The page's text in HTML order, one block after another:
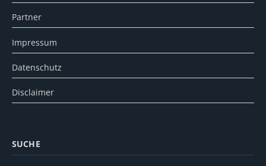
Partner
Impressum
Datenschutz
Disclaimer
SUCHE